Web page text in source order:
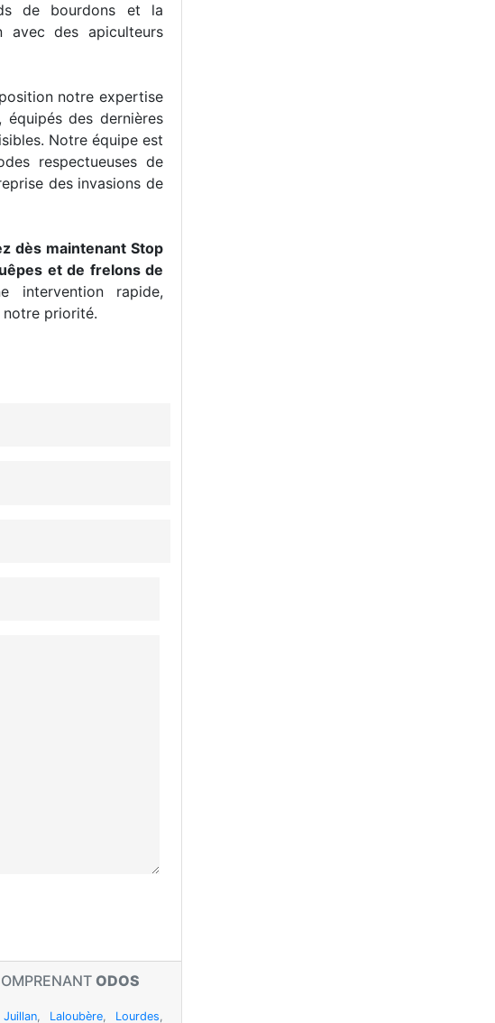
de bourdons et la
avec des apiculteurs
notre expertise
, équipés des dernières
Notre équipe est
respectueuses de
des invasions de
dès maintenant Stop
et de frelons de
rapide,
priorité.
ODOS
Juillan Laloubère Lourdes